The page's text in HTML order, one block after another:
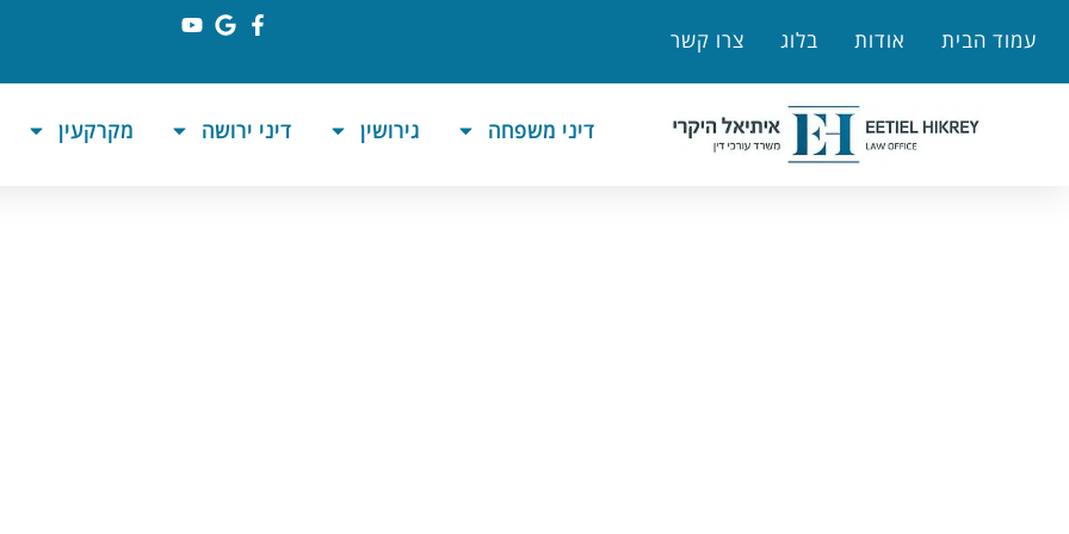
עמוד הבית
אודות בלוג צרו קשר
דיני משפחה גירושין דיני ירושה מקרקעין